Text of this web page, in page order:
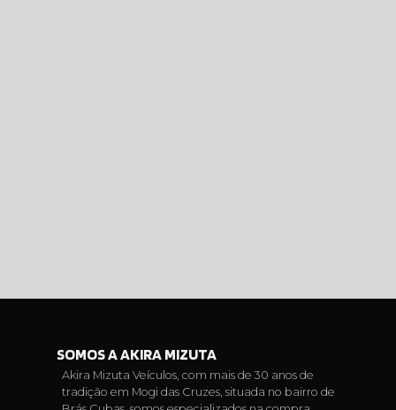
SOMOS A AKIRA MIZUTA
Akira Mizuta Veículos, com mais de 30 anos de
tradição em Mogi das Cruzes, situada no bairro de